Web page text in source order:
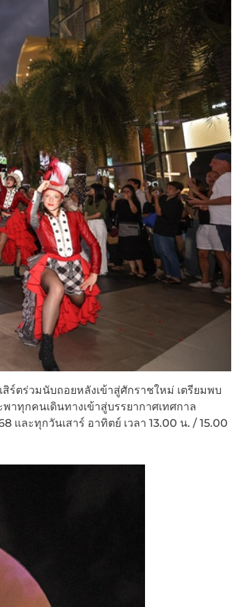
ร์ตร่วมนับถอยหลังเข้าสู่ศักราชใหม่ เตรียมพบ
าทุกคนเดินทางเข้าสู่บรรยากาศเทศกาล
ละทุกวันเสาร์ อาทิตย์ เวลา 13.00 น. / 15.00